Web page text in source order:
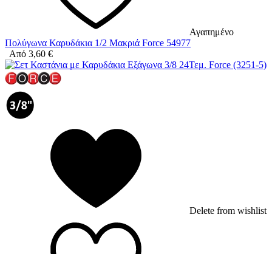
Αγαπημένο
Πολύγωνα Καρυδάκια 1/2 Μακριά Force 54977
Από 3,60 €
Delete from wishlist